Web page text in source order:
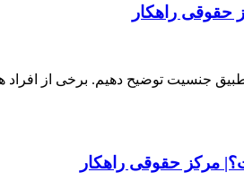
حقوقی راهکار
جنسیت توضیح دهیم. برخی از
مرکز حقوقی راهکار